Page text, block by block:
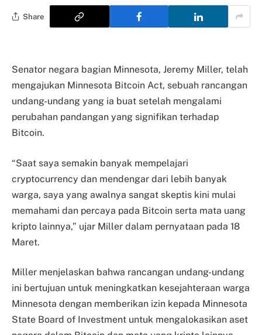
Share
Senator negara bagian Minnesota, Jeremy Miller, telah
mengajukan Minnesota Bitcoin Act, sebuah rancangan
undang-undang yang ia buat setelah mengalami
perubahan pandangan yang signifikan terhadap
Bitcoin.
“Saat saya semakin banyak mempelajari
cryptocurrency dan mendengar dari lebih banyak
warga, saya yang awalnya sangat skeptis kini mulai
memahami dan percaya pada Bitcoin serta mata uang
kripto lainnya,” ujar Miller dalam pernyataan pada 18
Maret.
Miller menjelaskan bahwa rancangan undang-undang
ini bertujuan untuk meningkatkan kesejahteraan warga
Minnesota dengan memberikan izin kepada Minnesota
State Board of Investment untuk mengalokasikan aset